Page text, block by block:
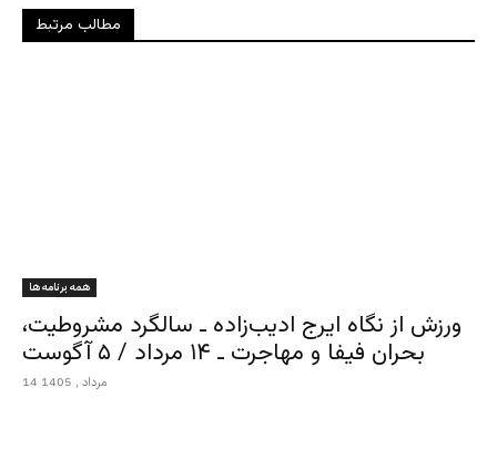
مطالب مرتبط
همه برنامه ها
ورزش از نگاه ایرج ادیب‌زاده ـ سالگرد مشروطیت،
بحران فیفا و مهاجرت ـ ۱۴ مرداد / ۵ آگوست
14 مرداد , 1405